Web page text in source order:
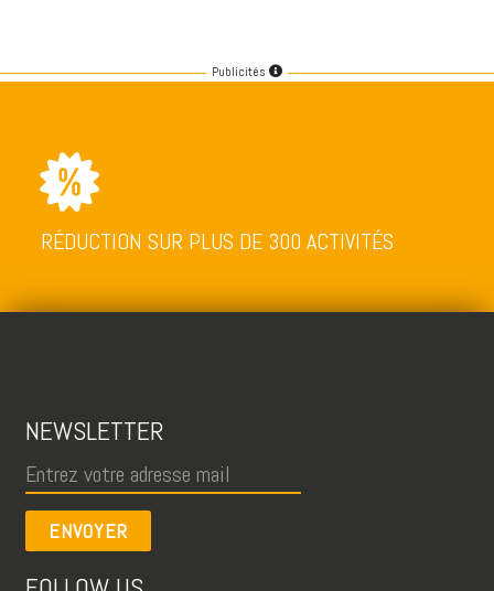
Publicités
RÉDUCTION SUR PLUS DE 300 ACTIVITÉS
NEWSLETTER
ENVOYER